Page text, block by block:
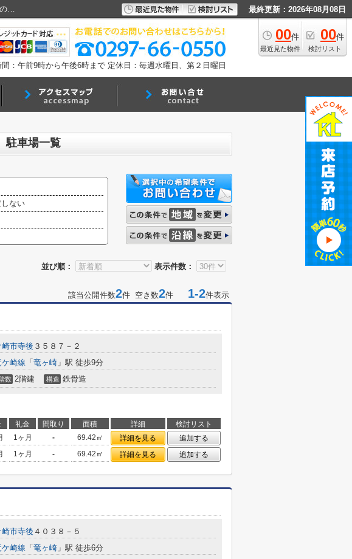
龍ケ崎市寺後の賃貸、店舗、事務所、土地(賃貸)、住宅以外建物全部、駐車場一覧｜龍ヶ崎・佐貫の賃貸情報・お部屋探しは有限会社小林ランディック 最終更新：2026年08月08日
00件
最近見た物件
00件
検討リスト
：午前9時から午後6時まで 定休日：毎週水曜日、第２日曜日
駐車場一覧
ない
並び順： 表示件数：
該当公開件数2件 空き数2件 1-2件表示
崎市寺後 ３５８７－２
崎線 「 竜ヶ崎 」駅 徒歩9分
数 2階建 構造 鉄骨造
礼金 間取り 面積 詳細
検討リスト
1ヶ月 - 69.42㎡ 詳細を見る
追加する
1ヶ月 - 69.42㎡ 詳細を見る 追加する
崎市寺後 ４０３８－５
崎線 「 竜ヶ崎 」駅 徒歩6分